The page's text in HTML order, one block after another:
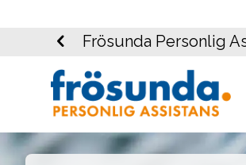
Frösunda Personlig